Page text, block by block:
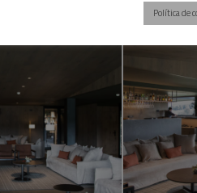
Política de